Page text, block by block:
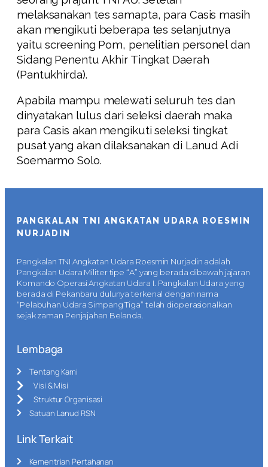
melaksanakan tes samapta, para Casis masih
akan mengikuti beberapa tes selanjutnya
yaitu screening Pom, penelitian personel dan
Sidang Penentu Akhir Tingkat Daerah
(Pantukhirda).
Apabila mampu melewati seluruh tes dan
dinyatakan lulus dari seleksi daerah maka
para Casis akan mengikuti seleksi tingkat
pusat yang akan dilaksanakan di Lanud Adi
Soemarmo Solo.
PANGKALAN TNI ANGKATAN UDARA ROESMIN
NURJADIN
Pangkalan TNI Angkatan Udara Roesmin Nurjadin adalah
Pangkalan Udara Militer tipe “A” yang berada dibawah jajaran
Komando Operasi Angkatan Udara I. Pangkalan Udara yang
berada di Pekanbaru dulunya terkenal dengan nama
“Pelabuhan Udara Simpang Tiga” telah dioperasionalkan
sejak zaman Penjajahan Belanda.
Lembaga
Tentang Kami
Visi & Misi
Struktur Organisasi
Satuan Lanud RSN
Link Terkait
Kementrian Pertahanan